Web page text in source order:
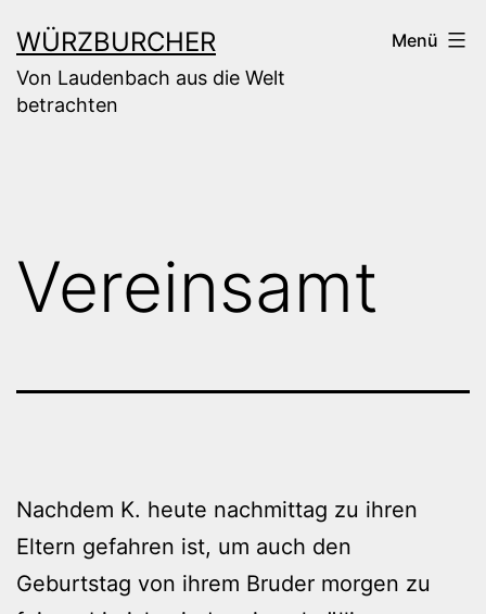
Inhalt
springen
WÜRZBURCHER
Von Laudenbach aus die Welt
betrachten
Menü
Vereinsamt
Nachdem K. heute nachmittag zu ihren
Eltern gefahren ist, um auch den
Geburtstag von ihrem Bruder morgen zu